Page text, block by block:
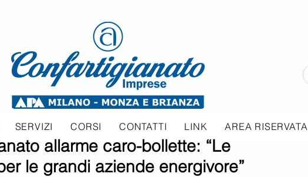
SERVIZI CORSI CONTATTI LINK AREA RISERVATA
allarme caro-bollette: “Le
le grandi aziende energivore”